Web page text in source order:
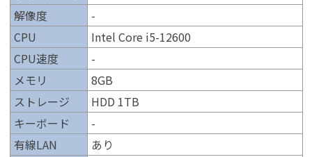
解像度
-
CPU
Intel Core i5-12600
CPU速度
-
メモリ
8GB
ストレージ
HDD 1TB
キーボード
-
有線LAN
あり